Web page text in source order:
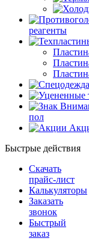
реагенты
пол
Быстрые действия
Скачать
прайс-лист
Калькуляторы
Заказать
звонок
Быстрый
заказ